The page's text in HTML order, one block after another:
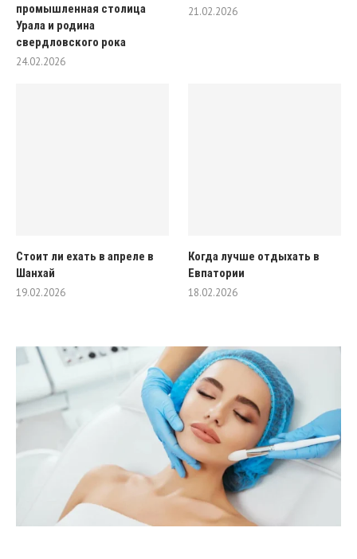
промышленная столица
Урала и родина
свердловского рока
24.02.2026
21.02.2026
Стоит ли ехать в апреле в
Шанхай
19.02.2026
Когда лучше отдыхать в
Евпатории
18.02.2026